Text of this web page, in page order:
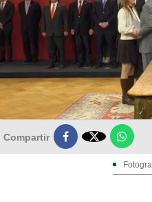
Compartir 